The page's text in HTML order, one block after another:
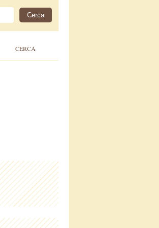
CERCA